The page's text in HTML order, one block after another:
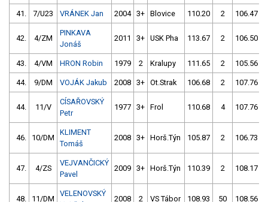
41. 7/U23 VRÁNEK Jan 2004 3+ Blovice 110.20 2 106.47
42. 4/ZM
PINKAVA
Jonáš
2011 3+ USK Pha 113.67 2 106.50
43. 4/VM HRON Robin 1979 2 Kralupy 111.65 2 105.56
44. 9/DM VOJÁK Jakub 2008 3+ Ot.Strak 106.68 2 107.76
44. 11/V
CÍSAŘOVSKÝ
Petr
1977 3+ Frol 110.68 4 107.76
46. 10/DM
KLIMENT
Tomáš
2008 3+ Horš.Týn 105.87 2 106.73
47. 4/ZS
VEJVANČICKÝ
Pavel
2009 3+ Horš.Týn 110.39 2 108.17
48. 11/DM
VELENOVSKÝ
2008 2 VS Tábor 108.93 50 108.56